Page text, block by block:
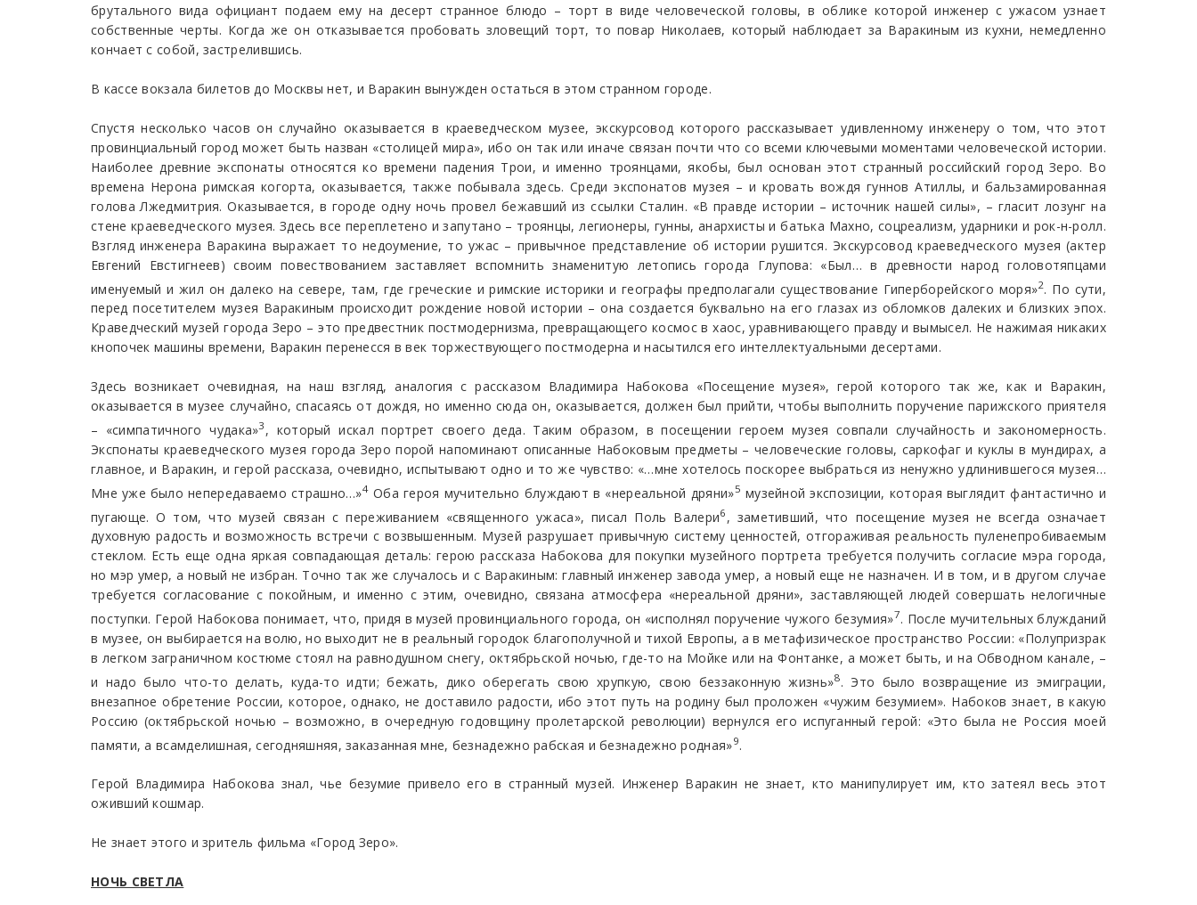
брутального вида официант подаем ему на десерт странное блюдо – торт в виде человеческой головы, в облике которой инженер с ужасом узнает
собственные черты. Когда же он отказывается пробовать зловещий торт, то повар Николаев, который наблюдает за Варакиным из кухни, немедленно
кончает с собой, застрелившись.
В кассе вокзала билетов до Москвы нет, и Варакин вынужден остаться в этом странном городе.
Спустя несколько часов он случайно оказывается в краеведческом музее, экскурсовод которого рассказывает удивленному инженеру о том, что этот
провинциальный город может быть назван «столицей мира», ибо он так или иначе связан почти что со всеми ключевыми моментами человеческой истории.
Наиболее древние экспонаты относятся ко времени падения Трои, и именно троянцами, якобы, был основан этот странный российский город Зеро. Во
времена Нерона римская когорта, оказывается, также побывала здесь. Среди экспонатов музея – и кровать вождя гуннов Атиллы, и бальзамированная
голова Лжедмитрия. Оказывается, в городе одну ночь провел бежавший из ссылки Сталин. «В правде истории – источник нашей силы», – гласит лозунг на
стене краеведческого музея. Здесь все переплетено и запутано – троянцы, легионеры, гунны, анархисты и батька Махно, соцреализм, ударники и рок-н-ролл.
Взгляд инженера Варакина выражает то недоумение, то ужас – привычное представление об истории рушится. Экскурсовод краеведческого музея (актер
Евгений Евстигнеев) своим повествованием заставляет вспомнить знаменитую летопись города Глупова: «Был… в древности народ головотяпцами
именуемый и жил он далеко на севере, там, где греческие и римские историки и географы предполагали существование Гиперборейского моря»2. По сути,
перед посетителем музея Варакиным происходит рождение новой истории – она создается буквально на его глазах из обломков далеких и близких эпох.
Краведческий музей города Зеро – это предвестник постмодернизма, превращающего космос в хаос, уравнивающего правду и вымысел. Не нажимая никаких
кнопочек машины времени, Варакин перенесся в век торжествующего постмодерна и насытился его интеллектуальными десертами.
Здесь возникает очевидная, на наш взгляд, аналогия с рассказом Владимира Набокова «Посещение музея», герой которого так же, как и Варакин,
оказывается в музее случайно, спасаясь от дождя, но именно сюда он, оказывается, должен был прийти, чтобы выполнить поручение парижского приятеля
– «симпатичного чудака»3 , который искал портрет своего деда. Таким образом, в посещении героем музея совпали случайность и закономерность.
Экспонаты краеведческого музея города Зеро порой напоминают описанные Набоковым предметы – человеческие головы, саркофаг и куклы в мундирах, а
главное, и Варакин, и герой рассказа, очевидно, испытывают одно и то же чувство: «…мне хотелось поскорее выбраться из ненужно удлинившегося музея…
Мне уже было непередаваемо страшно…»4 Оба героя мучительно блуждают в «нереальной дряни»5 музейной экспозиции, которая выглядит фантастично и
пугающе. О том, что музей связан с переживанием «священного ужаса», писал Поль Валери6 , заметивший, что посещение музея не всегда означает
духовную радость и возможность встречи с возвышенным. Музей разрушает привычную систему ценностей, отгораживая реальность пуленепробиваемым
стеклом. Есть еще одна яркая совпадающая деталь: герою рассказа Набокова для покупки музейного портрета требуется получить согласие мэра города,
но мэр умер, а новый не избран. Точно так же случалось и с Варакиным: главный инженер завода умер, а новый еще не назначен. И в том, и в другом случае
требуется согласование с покойным, и именно с этим, очевидно, связана атмосфера «нереальной дряни», заставляющей людей совершать нелогичные
поступки. Герой Набокова понимает, что, придя в музей провинциального города, он «исполнял поручение чужого безумия»7. После мучительных блужданий
в музее, он выбирается на волю, но выходит не в реальный городок благополучной и тихой Европы, а в метафизическое пространство России: «Полупризрак
в легком заграничном костюме стоял на равнодушном снегу, октябрьской ночью, где-то на Мойке или на Фонтанке, а может быть, и на Обводном канале, –
и надо было что-то делать, куда-то идти; бежать, дико оберегать свою хрупкую, свою беззаконную жизнь»8. Это было возвращение из эмиграции,
внезапное обретение России, которое, однако, не доставило радости, ибо этот путь на родину был проложен «чужим безумием». Набоков знает, в какую
Россию (октябрьской ночью – возможно, в очередную годовщину пролетарской революции) вернулся его испуганный герой: «Это была не Россия моей
памяти, а всамделишная, сегодняшняя, заказанная мне, безнадежно рабская и безнадежно родная»9.
Герой Владимира Набокова знал, чье безумие привело его в странный музей. Инженер Варакин не знает, кто манипулирует им, кто затеял весь этот
оживший кошмар.
Не знает этого и зритель фильма «Город Зеро».
НОЧЬ СВЕТЛА